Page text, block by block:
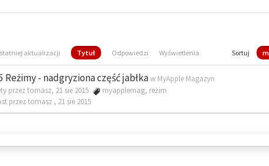
aktualizacji Tytuł Odpowiedzi Wyświetlenia Sortuj
Reżimy - nadgryziona część jabłkaw MyApple Magazyn
przez tomasz, 21 sie 2015
myapplemag, reżim
przez tomasz , 21 sie 2015